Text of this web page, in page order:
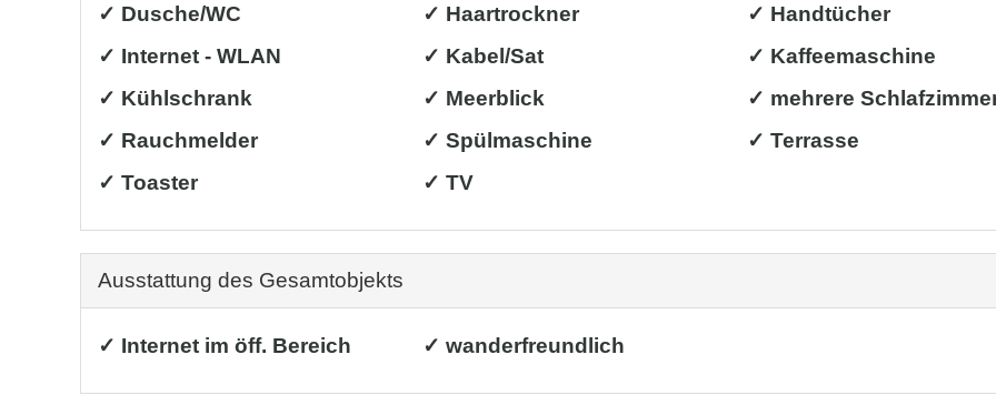
✓ Dusche/WC
✓ Haartrockner
✓ Handtücher
✓ Internet - WLAN
✓ Kabel/Sat
✓ Kaffeemaschine
✓ Kühlschrank
✓ Meerblick
✓ mehrere
✓ Rauchmelder
✓ Spülmaschine
✓ Terrasse
✓ Toaster
✓ TV
Ausstattung des Gesamtobjekts
✓ Internet im öff. Bereich ✓ wanderfreundlich